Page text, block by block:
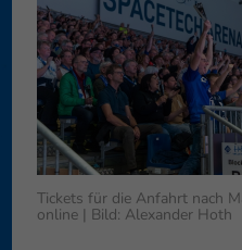
Tickets für die Anfahrt nach
online | Bild: Alexander Hoth
können Ihre Einwilligung zu
weitere Informationen anzeigen
Cookies auswählen.
Speichern Nur
Datenschutzeinstellungen
Essenziell (1)